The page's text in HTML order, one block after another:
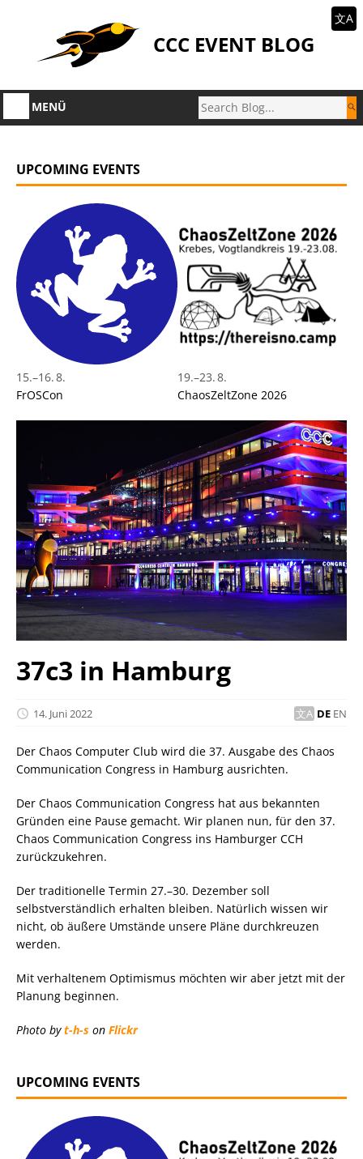
CCC EVENT BLOG
文A
MENÜ
UPCOMING EVENTS
15.–16. 8.
FrOSCon
19.–23. 8.
ChaosZeltZone 2026
37c3 in Hamburg
14. Juni 2022 DE EN
Der Chaos Computer Club wird die 37. Ausgabe des Chaos
Communication Congress in Hamburg ausrichten.
Der Chaos Communication Congress hat aus bekannten
Gründen eine Pause gemacht. Wir planen nun, für den 37.
Chaos Communication Congress ins Hamburger CCH
zurückzukehren.
Der traditionelle Termin 27.–30. Dezember soll
selbstverständlich erhalten bleiben. Natürlich wissen wir
nicht, ob äußere Umstände unsere Pläne durchkreuzen
werden.
Mit verhaltenem Optimismus möchten wir aber jetzt mit der
Planung beginnen.
Photo byt-h-s on Flickr
UPCOMING EVENTS